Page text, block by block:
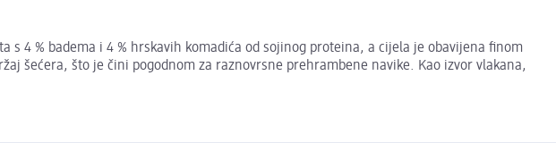
s 4 % badema i 4 % hrskavih komadića od sojinog proteina, a cijela je obavijena finom
šećera, što je čini pogodnom za raznovrsne prehrambene navike. Kao izvor vlakana,